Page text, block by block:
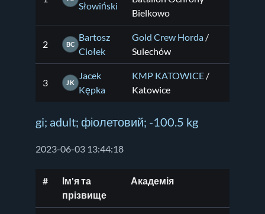
Słowiński
Bielkowo
2 BC
Bartosz
Ciołek
Gold Crew Horda /
Sulechów
3 JK
Jacek
Kępka
KMP KATOWICE /
Katowice
gi; adult; фіолетовий; -100.5 kg
2023-06-03 13:44:18
#
Ім'я та
прізвище
Академія